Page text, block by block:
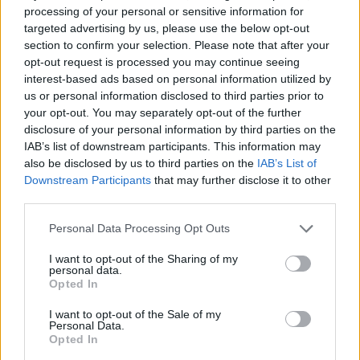
processing of your personal or sensitive information for
targeted advertising by us, please use the below opt-out
section to confirm your selection. Please note that after your
opt-out request is processed you may continue seeing
interest-based ads based on personal information utilized by
us or personal information disclosed to third parties prior to
your opt-out. You may separately opt-out of the further
disclosure of your personal information by third parties on the
IAB’s list of downstream participants. This information may
also be disclosed by us to third parties on the IAB’s List of
Downstream Participants that may further disclose it to other
Please note that this website/app uses one or more Google
not limited to your visit or usage behaviour. You may click to
grant or deny consent to Google and its third-party tags to
use your data for below specified purposes in below Google
consent section.
Personal Data Processing Opt Outs
I want to opt-out of the Sharing of my
personal data.
Opted In
I want to opt-out of the Sale of my
Personal Data.
Opted In
szabályoknak. A patika az elektronikus
rendszer alapján látja, hogy a beteg jogosult-e,
van-e kerete, és az adott készítmény
elszámolható-e.
Ezért nem érdemes a gyógyszerészt
hibáztatni, ha valami nem megy át
közgyógyra. Gyakran nem személyes
döntésről van szó, hanem arról, hogy a
rendszer nem engedi az elszámolást az adott
feltételek mellett.
Gyógyászati segédeszközök:
itt is szabályozott a kör
A közgyógyellátás nemcsak gyógyszerekhez
kapcsolódhat, hanem bizonyos gyógyászati
segédeszközökhöz is. Ilyenek lehetnek például
mozgást segítő, ápolási, ortopédiai vagy más,